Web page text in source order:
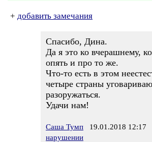
+ добавить замечания
Спасибо, Дина.
Да я это ко вчерашнему,
опять и про то же.
Что-то есть в этом
четыре страны
разоружаться.
Удачи нам!
Саша Тумп 19.01.2018 12:17
нарушении